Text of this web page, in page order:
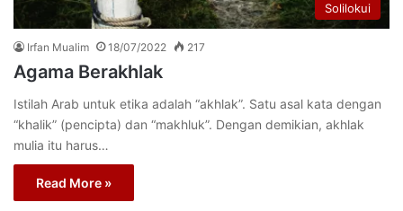
Solilokui
Irfan Mualim 18/07/2022 217
Agama Berakhlak
Istilah Arab untuk etika adalah “akhlak”. Satu asal kata dengan
“khalik” (pencipta) dan “makhluk”. Dengan demikian, akhlak
mulia itu harus…
Read More »